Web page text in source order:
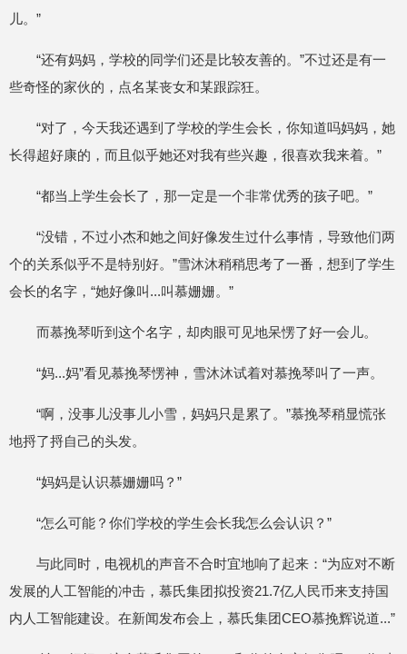
儿。”
“还有妈妈，学校的同学们还是比较友善的。”不过还是有一
些奇怪的家伙的，点名某丧女和某跟踪狂。
“对了，今天我还遇到了学校的学生会长，你知道吗妈妈，她
长得超好康的，而且似乎她还对我有些兴趣，很喜欢我来着。”
“都当上学生会长了，那一定是一个非常优秀的孩子吧。”
“没错，不过小杰和她之间好像发生过什么事情，导致他们两
个的关系似乎不是特别好。”雪沐沐稍稍思考了一番，想到了学生
会长的名字，“她好像叫...叫慕姗姗。”
而慕挽琴听到这个名字，却肉眼可见地呆愣了好一会儿。
“妈...妈”看见慕挽琴愣神，雪沐沐试着对慕挽琴叫了一声。
“啊，没事儿没事儿小雪，妈妈只是累了。”慕挽琴稍显慌张
地捋了捋自己的头发。
“妈妈是认识慕姗姗吗？”
“怎么可能？你们学校的学生会长我怎么会认识？”
与此同时，电视机的声音不合时宜地响了起来：“为应对不断
发展的人工智能的冲击，慕氏集团拟投资21.7亿人民币来支持国
内人工智能建设。在新闻发布会上，慕氏集团CEO慕挽辉说道...”